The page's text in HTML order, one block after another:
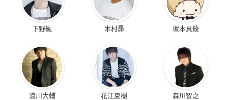
下野紘 木村昴 坂本真綾
浪川大輔 花江夏樹 森川智之